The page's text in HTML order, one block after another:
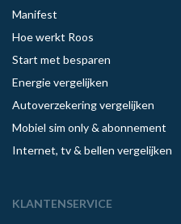
Manifest
Hoe werkt Roos
Start met besparen
Energie vergelijken
Autoverzekering vergelijken
Mobiel sim only & abonnement
Internet, tv & bellen vergelijken
KLANTENSERVICE